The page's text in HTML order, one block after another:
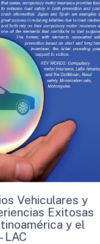
Vehiculares y
Exitosas
y el
LAC